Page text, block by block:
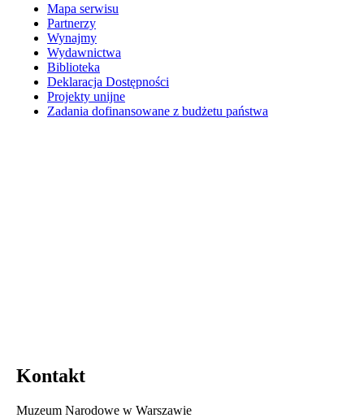
Mapa serwisu
Partnerzy
Wynajmy
Wydawnictwa
Biblioteka
Deklaracja Dostępności
Projekty unijne
Zadania dofinansowane z budżetu państwa
Kontakt
Muzeum Narodowe w Warszawie